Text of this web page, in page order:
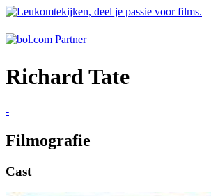
Richard Tate
-
Filmografie
Cast